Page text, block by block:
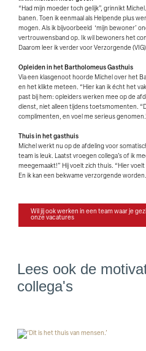
“Had mijn moeder toch gelijk”, grinnikt
banen. Toen ik eenmaal als Helpende plus
mogen. Als ik bijvoorbeeld ‘mijn bewoner’
vertrouwensband op. Ik wil bewoners het
Daarom leer ik verder voor Verzorgende
Opleiden in het Bartholomeus Gasthuis
Via een klasgenoot hoorde Michel over het
en het klikte meteen. “Hier kan ik écht het
past bij hem: opleiders werken mee op de
dienst, niet alleen tijdens toetsmomenten.
complimenten, en voel me serieus
Thuis in het gasthuis
Michel werkt nu op de afdeling voor
team is leuk. Laatst vroegen collega’s of ik
meegemaakt!” Hij voelt zich thuis. “Hier
En ik kan een bekwame verzorgende
Wil jij ook werken in een team waar je
onze vacatures
Lees ook de
collega's